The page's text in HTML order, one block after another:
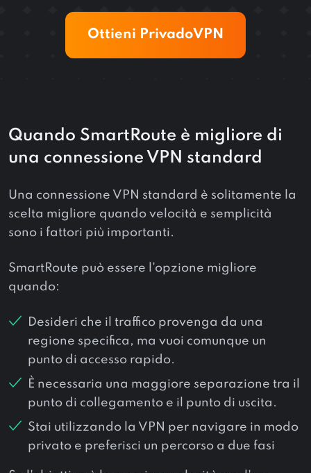
Ottieni PrivadoVPN
Quando SmartRoute è migliore di
una connessione VPN standard
Una connessione VPN standard è solitamente la
scelta migliore quando velocità e semplicità
sono i fattori più importanti.
SmartRoute può essere l'opzione migliore
quando:
Desideri che il traffico provenga da una
regione specifica, ma vuoi comunque un
punto di accesso rapido.
È necessaria una maggiore separazione tra il
punto di collegamento e il punto di uscita.
Stai utilizzando la VPN per navigare in modo
privato e preferisci un percorso a due fasi